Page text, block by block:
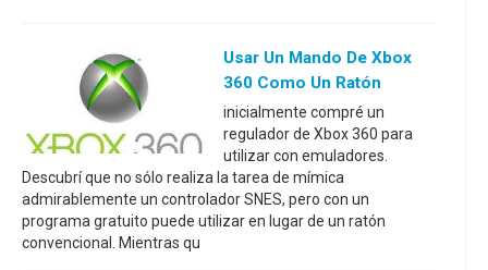
Usar Un Mando De Xbox
360 Como Un Ratón
inicialmente compré un
regulador de Xbox 360 para
utilizar con emuladores.
Descubrí que no sólo realiza la tarea de mímica
admirablemente un controlador SNES, pero con un
programa gratuito puede utilizar en lugar de un ratón
convencional. Mientras qu